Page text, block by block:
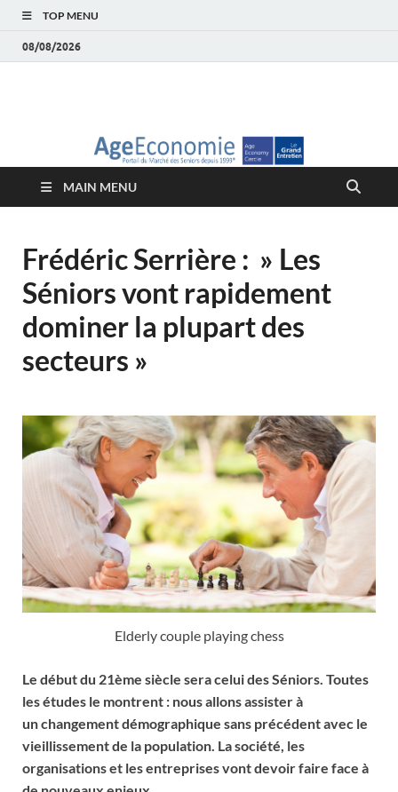
TOP MENU
08/08/2026
économie – Marché
des Seniors
MAIN MENU
Frédéric Serrière : » Les
Séniors vont rapidement
dominer la plupart des
secteurs »
Elderly couple playing chess
Le début du 21ème siècle sera celui des Séniors. Toutes
les études le montrent : nous allons assister à
un changement démographique sans précédent avec le
vieillissement de la population. La société, les
organisations et les entreprises vont devoir faire face à